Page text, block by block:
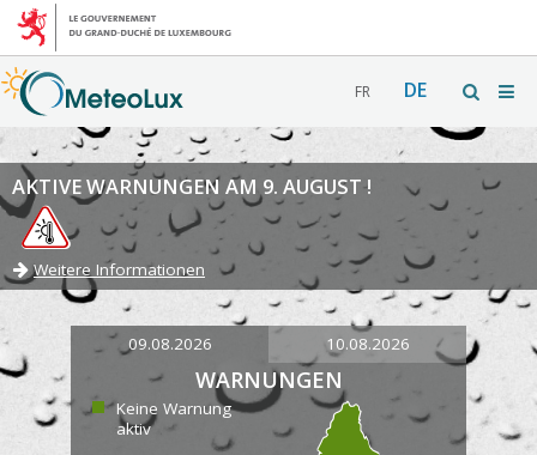
FR DE
AKTIVE WARNUNGEN AM 9. AUGUST !
Weitere Informationen
09.08.2026 10.08.2026
WARNUNGEN
Keine Warnung
aktiv